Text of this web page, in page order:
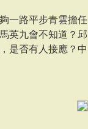
一路平步青雲擔任
英九會不知道？邱
是否有人接應？中